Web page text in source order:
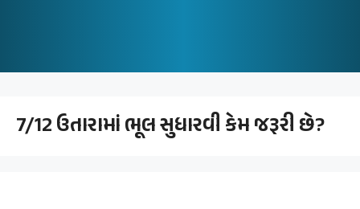
7/12 ઉતારામાં ભૂલ સુધારવી કેમ જરૂરી છે?